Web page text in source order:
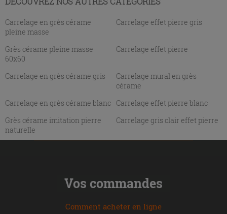
Carrelage en grès cérame
pleine masse
Carrelage effet pierre gris
Grès cérame pleine masse
60x60
Carrelage effet pierre
Carrelage en grès cérame gris
Carrelage mural en grès
cérame
Carrelage en grès cérame blanc Carrelage effet pierre blanc
Grès cérame imitation pierre
naturelle
Carrelage gris clair effet pierre
Vos commandes
Comment acheter en ligne